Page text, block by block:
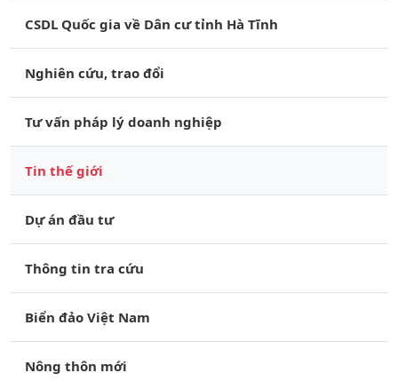
CSDL Quốc gia về Dân cư tỉnh Hà Tĩnh
Nghiên cứu, trao đổi
Tư vấn pháp lý doanh nghiệp
Tin thế giới
Dự án đầu tư
Thông tin tra cứu
Biển đảo Việt Nam
Nông thôn mới